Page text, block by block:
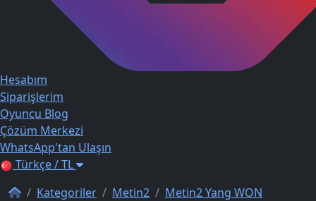
Hesabım
Siparişlerim
Oyuncu Blog
Çözüm Merkezi
WhatsApp'tan Ulaşın
Türkçe / TL
Kategoriler
Metin2
Metin2 Yang WON